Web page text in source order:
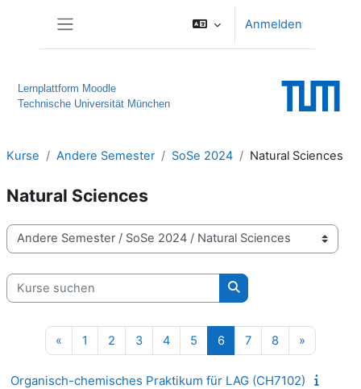
Anmelden
Lernplattform Moodle
Technische Universität München
Kurse Andere Semester SoSe 2024 Natural Sciences
Natural Sciences
Kursbereiche
Kurse suchen
Kurse suchen
« Vorherige Seite
1 Seite 1
2 Seite 2
3Seite 3
4Seite 4
5 Seite 5
6Seite 6
7Seite 7
8 Seite 8
»
Organisch-chemisches Praktikum für LAG (CH7102)